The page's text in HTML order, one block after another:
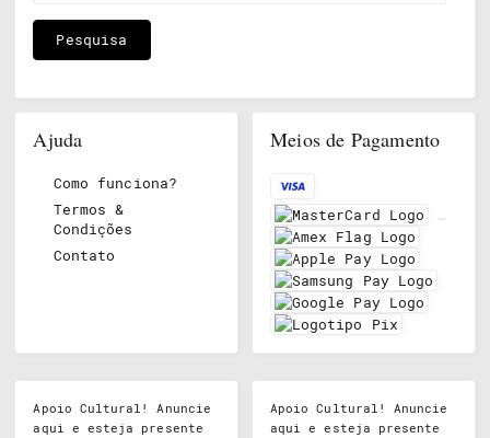
Ajuda
Como funciona?
Termos &
Condições
Contato
Meios de Pagamento
Apoio Cultural! Anuncie
aqui e esteja presente
Apoio Cultural! Anuncie
aqui e esteja presente